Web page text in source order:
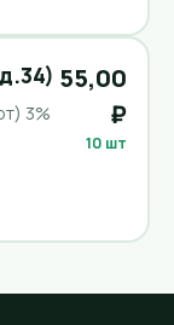
3%
55,00
₽
10 шт